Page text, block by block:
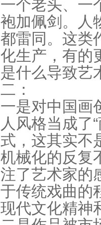
一个老头、一
袍加佩剑。人
都雷同。这类
化生产，有的
是什么导致艺
二：
一是对中国画
人风格当成了
式，这其实不
机械化的反复
注了艺术家的
于传统戏曲的
现代文化精神